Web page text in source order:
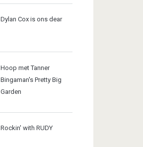
Dylan Cox is ons dear
Hoop met Tanner
Bingaman's Pretty Big
Garden
Rockin' with RUDY